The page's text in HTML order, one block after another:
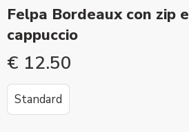
Felpa Bordeaux con zip e
cappuccio
€ 12.50
Standard